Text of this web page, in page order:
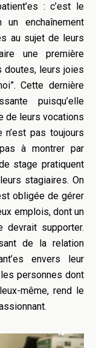
: c’est le
enchaînement
au sujet de leurs
une première
doutes, leurs joies
Cette dernière
puisqu’elle
de leurs vocations
pas toujours
à montrer par
stage pratiquent
stagiaires. On
obligée de gérer
emplois, dont un
devrait supporter.
de la relation
envers leur
personnes dont
même, rend le